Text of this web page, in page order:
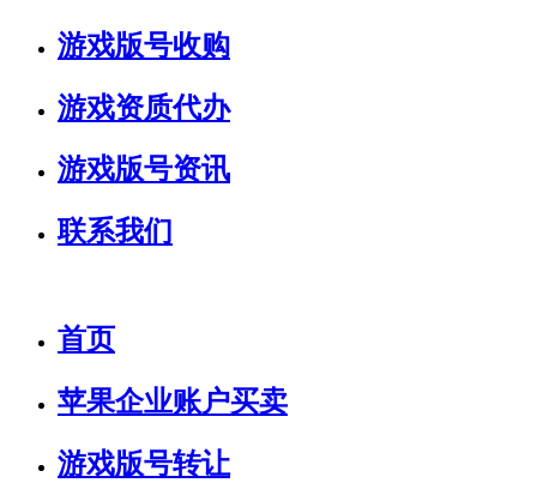
游戏版号收购
游戏资质代办
游戏版号资讯
联系我们
首页
苹果企业账户买卖
游戏版号转让